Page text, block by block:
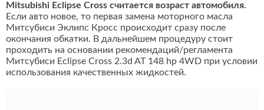
Mitsubishi Eclipse Cross считается возраст автомобиля.
Если авто новое, то первая замена моторного масла
Митсубиси Эклипс Кросс происходит сразу после
окончания обкатки. В дальнейшем процедуру стоит
проходить на основании рекомендаций/регламента
Митсубиси Eclipse Cross 2.3d AT 148 hp 4WD при условии
использования качественных жидкостей.